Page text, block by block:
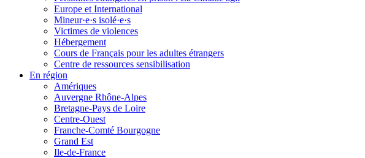
Europe et International
Mineur·e·s isolé·e·s
Victimes de violences
Hébergement
Cours de Français pour les adultes étrangers
Centre de ressources sensibilisation
En région
Amériques
Auvergne Rhône-Alpes
Bretagne-Pays de Loire
Centre-Ouest
Franche-Comté Bourgogne
Grand Est
Ile-de-France